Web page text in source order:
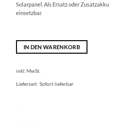
Solarpanel. Als Ersatz oder Zusatzakku
einsetzbar.
IN DEN WARENKORB
inkl. MwSt.
Lieferzeit: Sofort lieferbar